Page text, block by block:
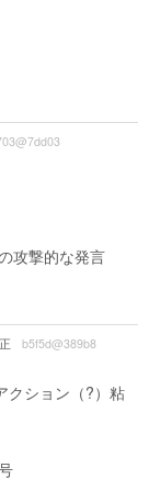
攻撃的な発言
b5f5d@389b8
クション（?）粘